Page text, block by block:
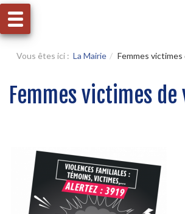
Vous êtes ici : La Mairie Femmes
Femmes victimes